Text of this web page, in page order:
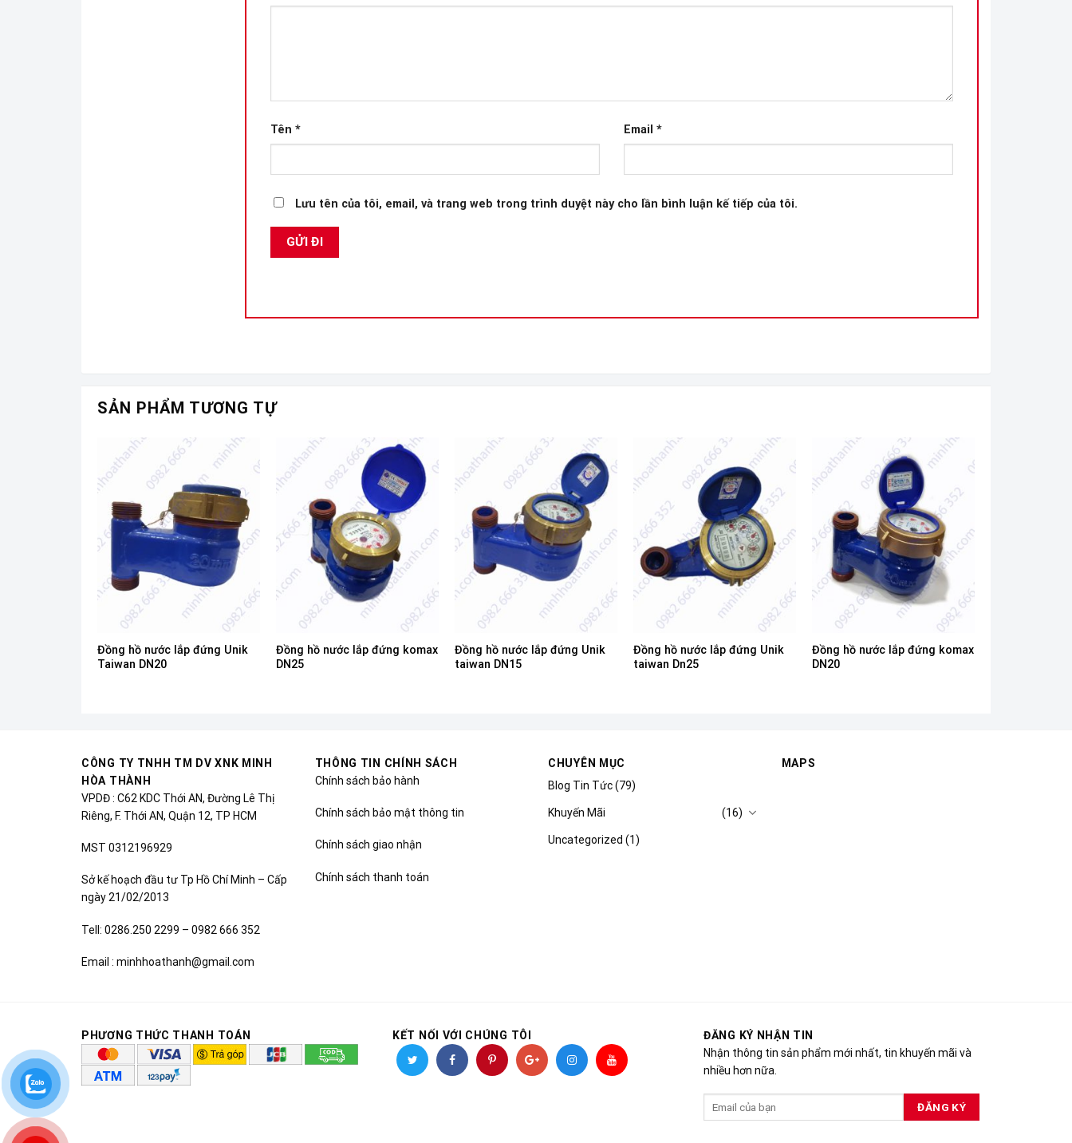
Tên * Email *
Lưu tên của tôi, email, và trang web trong trình duyệt này cho lần bình luận kế tiếp của tôi.
SẢN PHẨM TƯƠNG TỰ
Đồng hồ nước lắp đứng Unik
Taiwan DN20
Đồng hồ nước lắp đứng komax
DN25
Đồng hồ nước lắp đứng Unik
taiwan DN15
Đồng hồ nước lắp đứng Unik
taiwan Dn25
Đồng hồ nước lắp đứng komax
DN20
CÔNG TY TNHH TM DV XNK MINH
HÒA THÀNH
VPDĐ : C62 KDC Thới AN, Đường Lê Thị
Riêng, F. Thới AN, Quận 12, TP HCM
MST 0312196929
Sở kế hoạch đầu tư Tp Hồ Chí Minh – Cấp
ngày 21/02/2013
Tell: 0286.250 2299 – 0982 666 352
Email : minhhoathanh@gmail.com
THÔNG TIN CHÍNH SÁCH
Chính sách bảo hành
Chính sách bảo mật thông tin
Chính sách giao nhận
Chính sách thanh toán
CHUYÊN MỤC
Blog Tin Tức(79)
Khuyến Mãi (16)
Uncategorized (1)
MAPS
PHƯƠNG THỨC THANH TOÁN KẾT NỐI VỚI CHÚNG TÔI
ĐĂNG KÝ NHẬN TIN
Nhận thông tin sản phẩm mới nhất, tin khuyến mãi và
nhiều hơn nữa.